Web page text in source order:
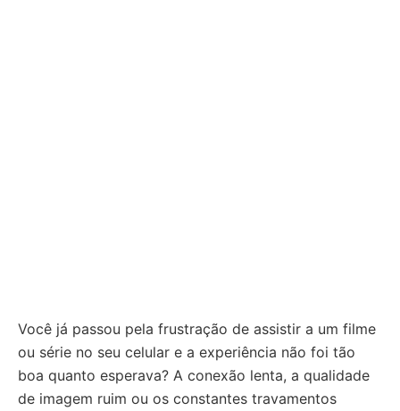
Você já passou pela frustração de assistir a um filme
ou série no seu celular e a experiência não foi tão
boa quanto esperava? A conexão lenta, a qualidade
de imagem ruim ou os constantes travamentos